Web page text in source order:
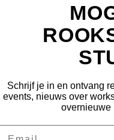
Schrijf je in en ontvang
events, nieuws over
overnieuwe